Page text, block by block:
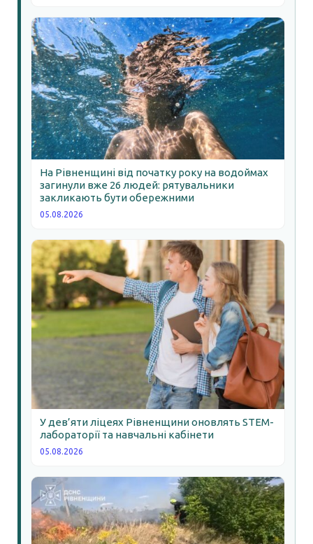
На Рівненщині від початку року на водоймах
загинули вже 26 людей: рятувальники
закликають бути обережними
05.08.2026
У дев’яти ліцеях Рівненщини оновлять STEM-
лабораторії та навчальні кабінети
05.08.2026